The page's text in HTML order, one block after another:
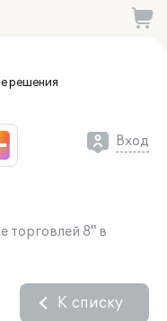
решения
Вход
торговлей 8" в
К списку